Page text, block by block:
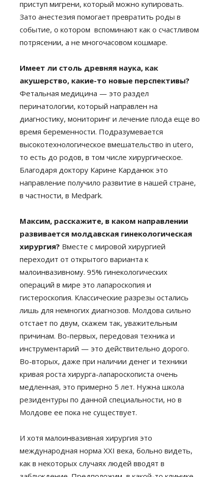
приступ мигрени, который можно купировать.
Зато анестезия помогает превратить роды в
событие, о котором вспоминают как о счастливом
потрясении, а не многочасовом кошмаре.
Имеет ли столь древняя наука, как
акушерство, какие-то новые перспективы?
Фетальная медицина — это раздел
перинатологии, который направлен на
диагностику, мониторинг и лечение плода еще во
время беременности. Подразумевается
высокотехнологическое вмешательство in utero,
то есть до родов, в том числе хирургическое.
Благодаря доктору Карине Карданюк это
направление получило развитие в нашей стране,
в частности, в Medpark.
Максим, расскажите, в каком направлении
развивается молдавская гинекологическая
хирургия? Вместе с мировой хирургией
переходит от открытого варианта к
малоинвазивному. 95% гинекологических
операций в мире это лапароскопия и
гистероскопия. Классические разрезы остались
лишь для немногих диагнозов. Молдова сильно
отстает по двум, скажем так, уважительным
причинам. Во-первых, передовая техника и
инструментарий — это действительно дорого.
Во-вторых, даже при наличии денег и техники
кривая роста хирурга-лапароскописта очень
медленная, это примерно 5 лет. Нужна школа
резидентуры по данной специальности, но в
Молдове ее пока не существует.
И хотя малоинвазивная хирургия это
международная норма XXI века, больно видеть,
как в некоторых случаях людей вводят в